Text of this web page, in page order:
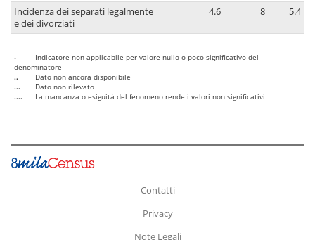
Incidenza dei separati legalmente
e dei divorziati
4.6 8 5.4
-
Indicatore non applicabile per valore nullo o poco significativo del
denominatore
..
Dato non ancora disponibile
...
Dato non rilevato
....
La mancanza o esiguità del fenomeno rende i valori non significativi
Contatti
Privacy
Note Legali